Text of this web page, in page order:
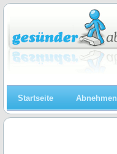
Startseite Abnehmen